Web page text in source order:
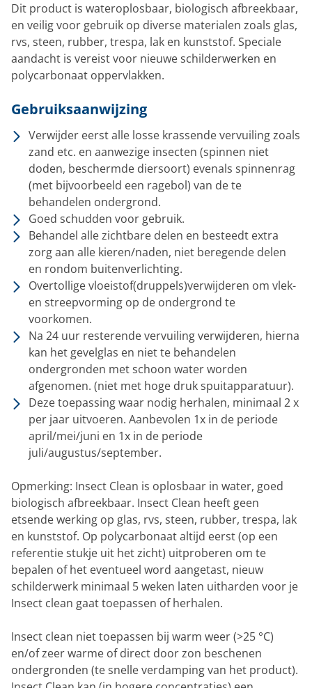
Dit product is wateroplosbaar, biologisch afbreekbaar,
en veilig voor gebruik op diverse materialen zoals glas,
rvs, steen, rubber, trespa, lak en kunststof. Speciale
aandacht is vereist voor nieuwe schilderwerken en
polycarbonaat oppervlakken.
Gebruiksaanwijzing
Verwijder eerst alle losse krassende vervuiling zoals
zand etc. en aanwezige insecten (spinnen niet
doden, beschermde diersoort) evenals spinnenrag
(met bijvoorbeeld een ragebol) van de te
behandelen ondergrond.
Goed schudden voor gebruik.
Behandel alle zichtbare delen en besteedt extra
zorg aan alle kieren/naden, niet beregende delen
en rondom buitenverlichting.
Overtollige vloeistof(druppels)verwijderen om vlek-
en streepvorming op de ondergrond te
voorkomen.
Na 24 uur resterende vervuiling verwijderen, hierna
kan het gevelglas en niet te behandelen
ondergronden met schoon water worden
afgenomen. (niet met hoge druk spuitapparatuur).
Deze toepassing waar nodig herhalen, minimaal 2 x
per jaar uitvoeren. Aanbevolen 1x in de periode
april/mei/juni en 1x in de periode
juli/augustus/september.
Opmerking: Insect Clean is oplosbaar in water, goed
biologisch afbreekbaar. Insect Clean heeft geen
etsende werking op glas, rvs, steen, rubber, trespa, lak
en kunststof. Op polycarbonaat altijd eerst (op een
referentie stukje uit het zicht) uitproberen om te
bepalen of het eventueel word aangetast, nieuw
schilderwerk minimaal 5 weken laten uitharden voor je
Insect clean gaat toepassen of herhalen.
Insect clean niet toepassen bij warm weer (>25 °C)
en/of zeer warme of direct door zon beschenen
ondergronden (te snelle verdamping van het product).